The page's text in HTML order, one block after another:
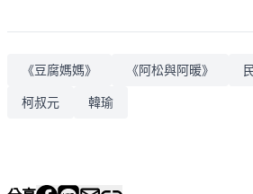
《豆腐媽媽》 《阿松與阿暖》
柯叔元 韓瑜